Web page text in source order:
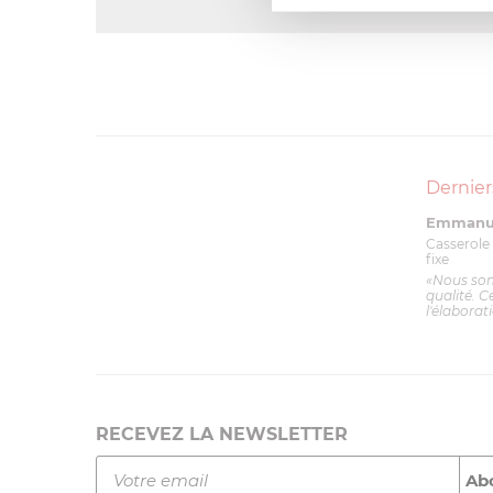
fixe
«Nous
qualité.
RECEVEZ LA NEWSLETTER